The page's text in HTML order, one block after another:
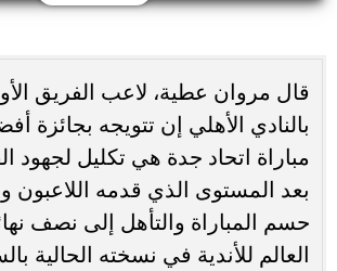
قال مروان عطية، لاعب الفريق
بالنادي الأهلي إن تتويجه بجائزة
‏مباراة اتحاد جدة هي تكليل لجهود
بعد المستوى الذي قدمه اللاعبون
حسم المباراة والتأهل إلى نصف
العالم للأندية في نسخته الحالية